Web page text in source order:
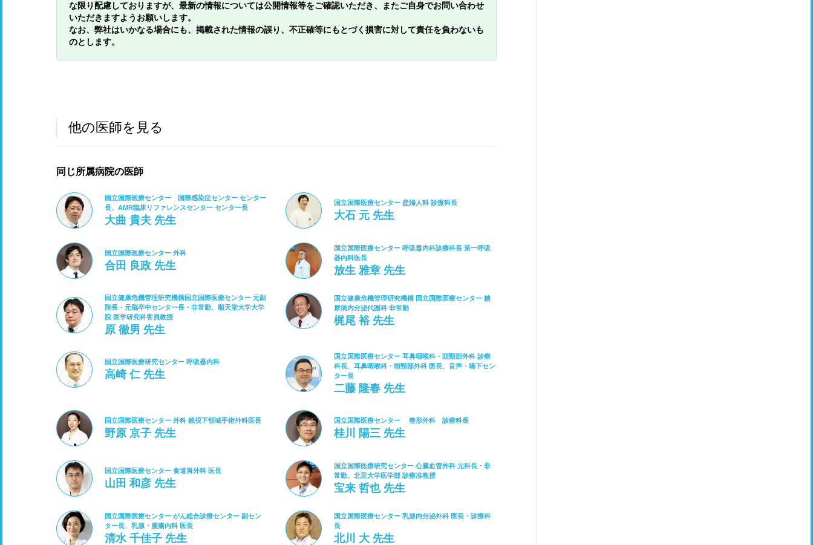
な限り配慮しておりますが、最新の情報については公開情報等をご確認いただき、またご自身でお問い合わせ
いただきますようお願いします。
なお、弊社はいかなる場合にも、掲載された情報の誤り、不正確等にもとづく損害に対して責任を負わないも
のとします。
他の医師を見る
同じ所属病院の医師
国立国際医療センター 国際感染症センター センター
長、AMR臨床リファレンスセンター センター長
大曲 貴夫 先生
国立国際医療センター 産婦人科 診療科長
大石 元 先生
国立国際医療センター 外科
合田 良政 先生
国立国際医療センター 呼吸器内科診療科長 第一呼吸
器内科医長
放生 雅章 先生
国立健康危機管理研究機構国立国際医療センター 元副
院長・元脳卒中センター長・非常勤、順天堂大学大学
院 医学研究科客員教授
原 徹男 先生
国立健康危機管理研究機構 国立国際医療センター 糖
尿病内分泌代謝科 非常勤
梶尾 裕 先生
国立国際医療研究センター 呼吸器内科
高崎 仁 先生
国立国際医療センター 耳鼻咽喉科・頭頸部外科 診療
科長、耳鼻咽喉科・頭頸部外科 医長、音声・嚥下セン
ター長
二藤 隆春 先生
国立国際医療センター 外科 鏡視下領域手術外科医長
野原 京子 先生
国立国際医療センター 整形外科 診療科長
桂川 陽三 先生
国立国際医療センター 食道胃外科 医長
山田 和彦 先生
国立国際医療研究センター 心臓血管外科 元科長・非
常勤、北里大学医学部 診療准教授
宝来 哲也 先生
国立国際医療センター がん総合診療センター 副セン
ター長、乳腺・腫瘍内科 医長
清水 千佳子 先生
国立国際医療センター 乳腺内分泌外科 医長・診療科
長
北川 大 先生